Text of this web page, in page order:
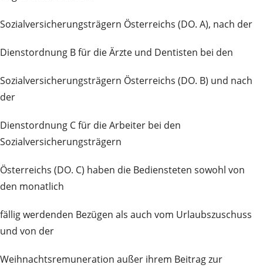
Sozialversicherungsträgern Österreichs (DO. A), nach der
Dienstordnung B für die Ärzte und Dentisten bei den
Sozialversicherungsträgern Österreichs (DO. B) und nach
der
Dienstordnung C für die Arbeiter bei den
Sozialversicherungsträgern
Österreichs (DO. C) haben die Bediensteten sowohl von
den monatlich
fällig werdenden Bezügen als auch vom Urlaubszuschuss
und von der
Weihnachtsremuneration außer ihrem Beitrag zur